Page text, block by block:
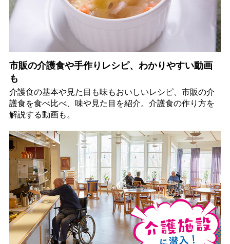
市販の介護食や手作りレシピ、わかりやすい動画
も
介護食の基本や見た目も味もおいしいレシピ、市販の介
護食を食べ比べ、味や見た目を紹介。介護食の作り方を
解説する動画も。